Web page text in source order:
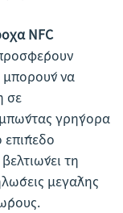
NFC
μπορούν να
σε
γρήγορα
επίπεδο
τη
μεγάλης